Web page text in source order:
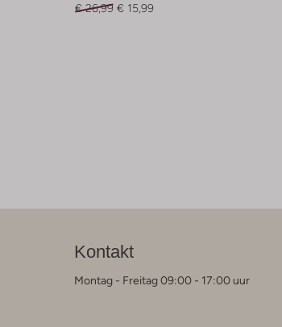
€ 26,99 € 15,99
Kontakt
Montag - Freitag 09:00 - 17:00 uur